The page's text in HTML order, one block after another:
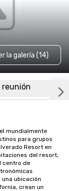
la galería (14)
reunión
mundialmente
para grupos
Resort en
del resort,
centro de
ubicación
crean un